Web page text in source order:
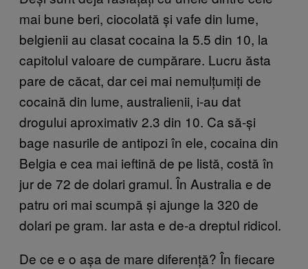
mai bune beri, ciocolată și vafe din lume,
belgienii au clasat cocaina la 5.5 din 10, la
capitolul valoare de cumpărare. Lucru ăsta
pare de căcat, dar cei mai nemulțumiți de
cocaină din lume, australienii, i-au dat
drogului aproximativ 2.3 din 10. Ca să-și
bage nasurile de antipozi în ele, cocaina din
Belgia e cea mai ieftină de pe listă, costă în
jur de 72 de dolari gramul. În Australia e de
patru ori mai scumpă și ajunge la 320 de
dolari pe gram. Iar asta e de-a dreptul ridicol.
De ce e o așa de mare diferență? În fiecare